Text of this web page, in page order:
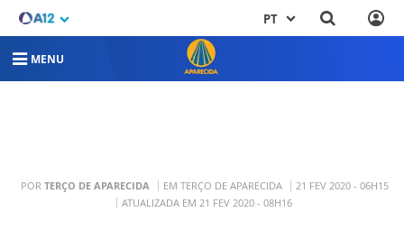
PT
MENU
POR TERÇO DE APARECIDA EM TERÇO DE APARECIDA
21 FEV 2020 - 06H15
ATUALIZADA EM 21 FEV 2020 - 08H16